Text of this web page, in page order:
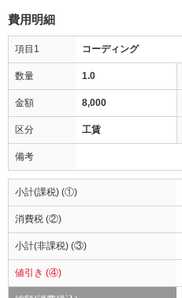
費用明細
項目1 コーディング
数量 1.0
金額 8,000
区分 工賃
備考
小計(課税) (①)
消費税 (②)
小計(非課税) (③)
値引き (④)